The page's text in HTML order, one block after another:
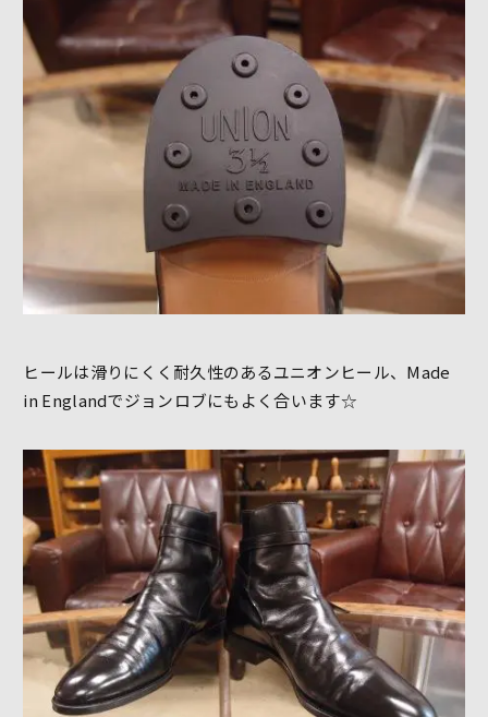
ヒールは滑りにくく耐久性のあるユニオンヒール、Made
in Englandでジョンロブにもよく合います☆